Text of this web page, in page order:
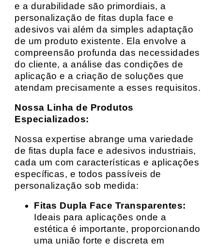
e a durabilidade são primordiais, a
personalização de fitas dupla face e
adesivos vai além da simples adaptação
de um produto existente. Ela envolve a
compreensão profunda das necessidades
do cliente, a análise das condições de
aplicação e a criação de soluções que
atendam precisamente a esses requisitos.
Nossa Linha de Produtos
Especializados:
Nossa expertise abrange uma variedade
de fitas dupla face e adesivos industriais,
cada um com características e aplicações
específicas, e todos passíveis de
personalização sob medida:
Fitas Dupla Face Transparentes:
Ideais para aplicações onde a
estética é importante, proporcionando
uma união forte e discreta em